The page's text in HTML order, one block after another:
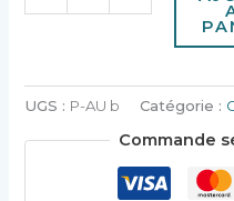
UGS : P-AU b Catégorie :
Commande